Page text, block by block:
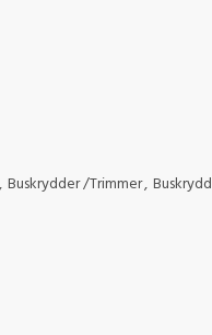
, Buskrydder /Trimmer,